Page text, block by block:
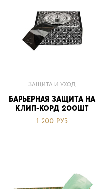
ЗАЩИТА И УХОД
БАРЬЕРНАЯ ЗАЩИТА НА
КЛИП-КОРД 200ШТ
1 200 РУБ